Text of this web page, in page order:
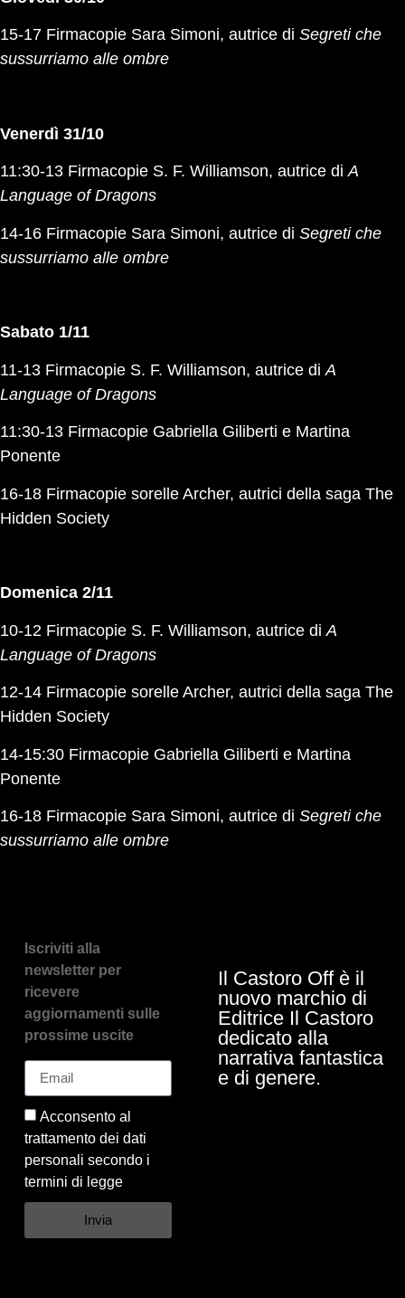
15-17 Firmacopie Sara Simoni, autrice di Segreti che
sussurriamo alle ombre
Venerdì 31/10
11:30-13 Firmacopie S. F. Williamson, autrice diA
Language of Dragons
14-16 Firmacopie Sara Simoni, autrice di Segreti che
sussurriamo alle ombre
Sabato 1/11
11-13 Firmacopie S. F. Williamson, autrice di A
Language of Dragons
11:30-13 Firmacopie Gabriella Giliberti e Martina
Ponente
16-18 Firmacopie sorelle Archer, autrici della saga The
Hidden Society
Domenica 2/11
10-12 Firmacopie S. F. Williamson, autrice di A
Language of Dragons
12-14 Firmacopie sorelle Archer, autrici della saga The
Hidden Society
14-15:30 Firmacopie Gabriella Giliberti e Martina
Ponente
16-18 Firmacopie Sara Simoni, autrice di Segreti che
sussurriamo alle ombre
Iscriviti alla
newsletter per
ricevere
aggiornamenti sulle
prossime uscite
Acconsento al
trattamento dei dati
personali secondo i
termini di legge
Invia
Il Castoro Off è il
nuovo marchio di
Editrice Il Castoro
dedicato alla
narrativa fantastica
e di genere.